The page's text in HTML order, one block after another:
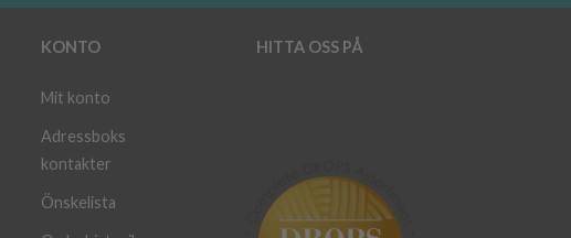
KONTO
Mit konto
Adressboks
kontakter
Önskelista
HITTA OSS PÅ